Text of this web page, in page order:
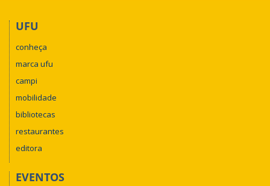
UFU
conheça
marca ufu
campi
mobilidade
bibliotecas
restaurantes
editora
EVENTOS